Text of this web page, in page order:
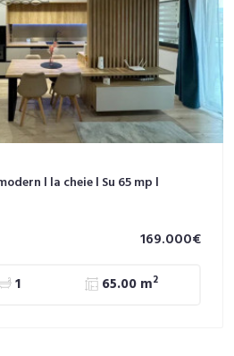
l la cheie l Su 65 mp l
169.000€
1 65.00 m2